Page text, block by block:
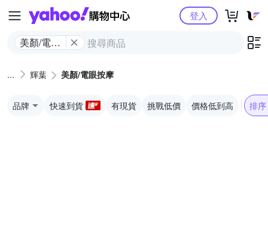
Yahoo購物中心
美顏/電眼
登入
輝葉 美顏/電眼按摩
品牌 快速到貨 有現貨 挑戰低價 價格低到高 排序